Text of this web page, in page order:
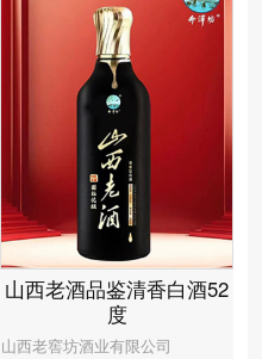
山西老酒品鉴清香白酒52
度
山西老窖坊酒业有限公司